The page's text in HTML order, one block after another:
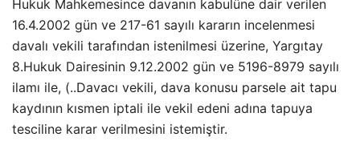
Hukuk Mahkemesince davanın kabulüne dair verilen
16.4.2002 gün ve 217-61 sayılı kararın incelenmesi
davalı vekili tarafından istenilmesi üzerine, Yargıtay
8.Hukuk Dairesinin 9.12.2002 gün ve 5196-8979 sayılı
ilamı ile, (..Davacı vekili, dava konusu parsele ait tapu
kaydının kısmen iptali ile vekil edeni adına tapuya
tesciline karar verilmesini istemiştir.